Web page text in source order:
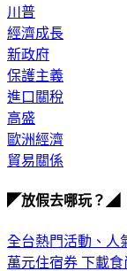
川普
經濟成長
新政府
保護主義
進口關稅
高盛
歐洲經濟
貿易關係
◤放假去哪玩？◢
全台熱門活動、人
萬元住宿券 下載食